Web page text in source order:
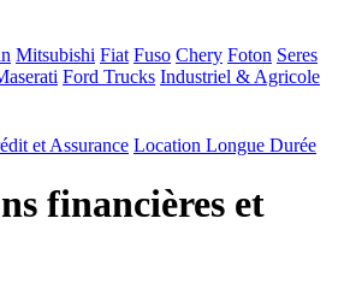
Mitsubishi Fiat Fuso Chery Foton Seres
Ford Trucks Industriel & Agricole
et Assurance Location Longue Durée
financières et